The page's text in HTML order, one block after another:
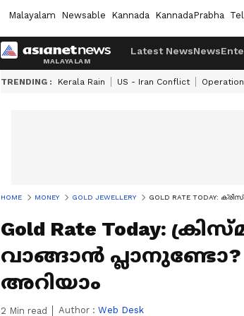
Malayalam Newsable Kannada KannadaPrabha
Latest NewsNews
TRENDING : Kerala Rain US - Iran Conflict
HOME MONEY GOLD JEWELLERY GOLD RATE TODAY:
Gold Rate Today:
വാങ്ങാൻ
അറിയാം
2 Min read Author : Web Desk